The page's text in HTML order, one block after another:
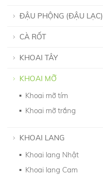
ĐẬU PHỘNG (ĐẬU LẠC)
CÀ RỐT
KHOAI TÂY
KHOAI MỠ
Khoai mỡ tím
Khoai mỡ trắng
KHOAI LANG
Khoai lang Nhật
Khoai lang Cam